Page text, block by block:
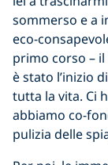
sommerso e a
eco-
primo corso –
è stato l’inizio
tutta la vita. Ci
abbiamo co-
pulizia delle